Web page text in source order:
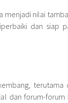
menjadi nilai
dan siap
dan forum-forum